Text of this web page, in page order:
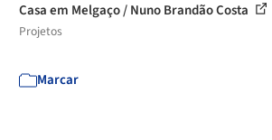
Casa em Melgaço / Nuno Brandão Costa
Projetos
Marcar